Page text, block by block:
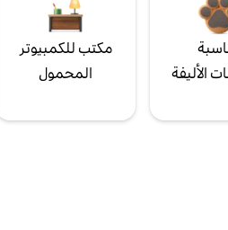
الأليفة
مكتب للكمبيوتر
المحمول